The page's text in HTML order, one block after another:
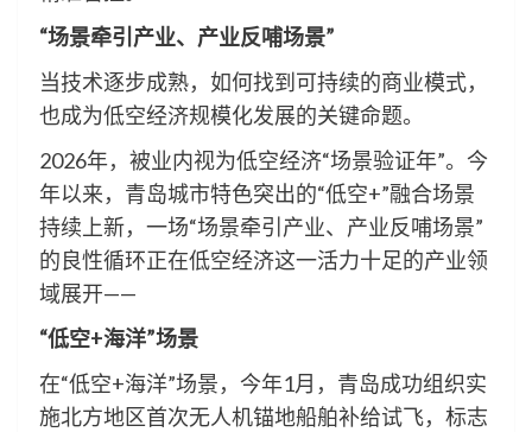
“场景牵引产业、产业反哺场景”
当技术逐步成熟，如何找到可持续的商业模式，
也成为低空经济规模化发展的关键命题。
2026年，被业内视为低空经济“场景验证年”。今
年以来，青岛城市特色突出的“低空+”融合场景
持续上新，一场“场景牵引产业、产业反哺场景”
的良性循环正在低空经济这一活力十足的产业领
域展开——
“低空+海洋”场景
在“低空+海洋”场景，今年1月，青岛成功组织实
施北方地区首次无人机锚地船舶补给试飞，标志